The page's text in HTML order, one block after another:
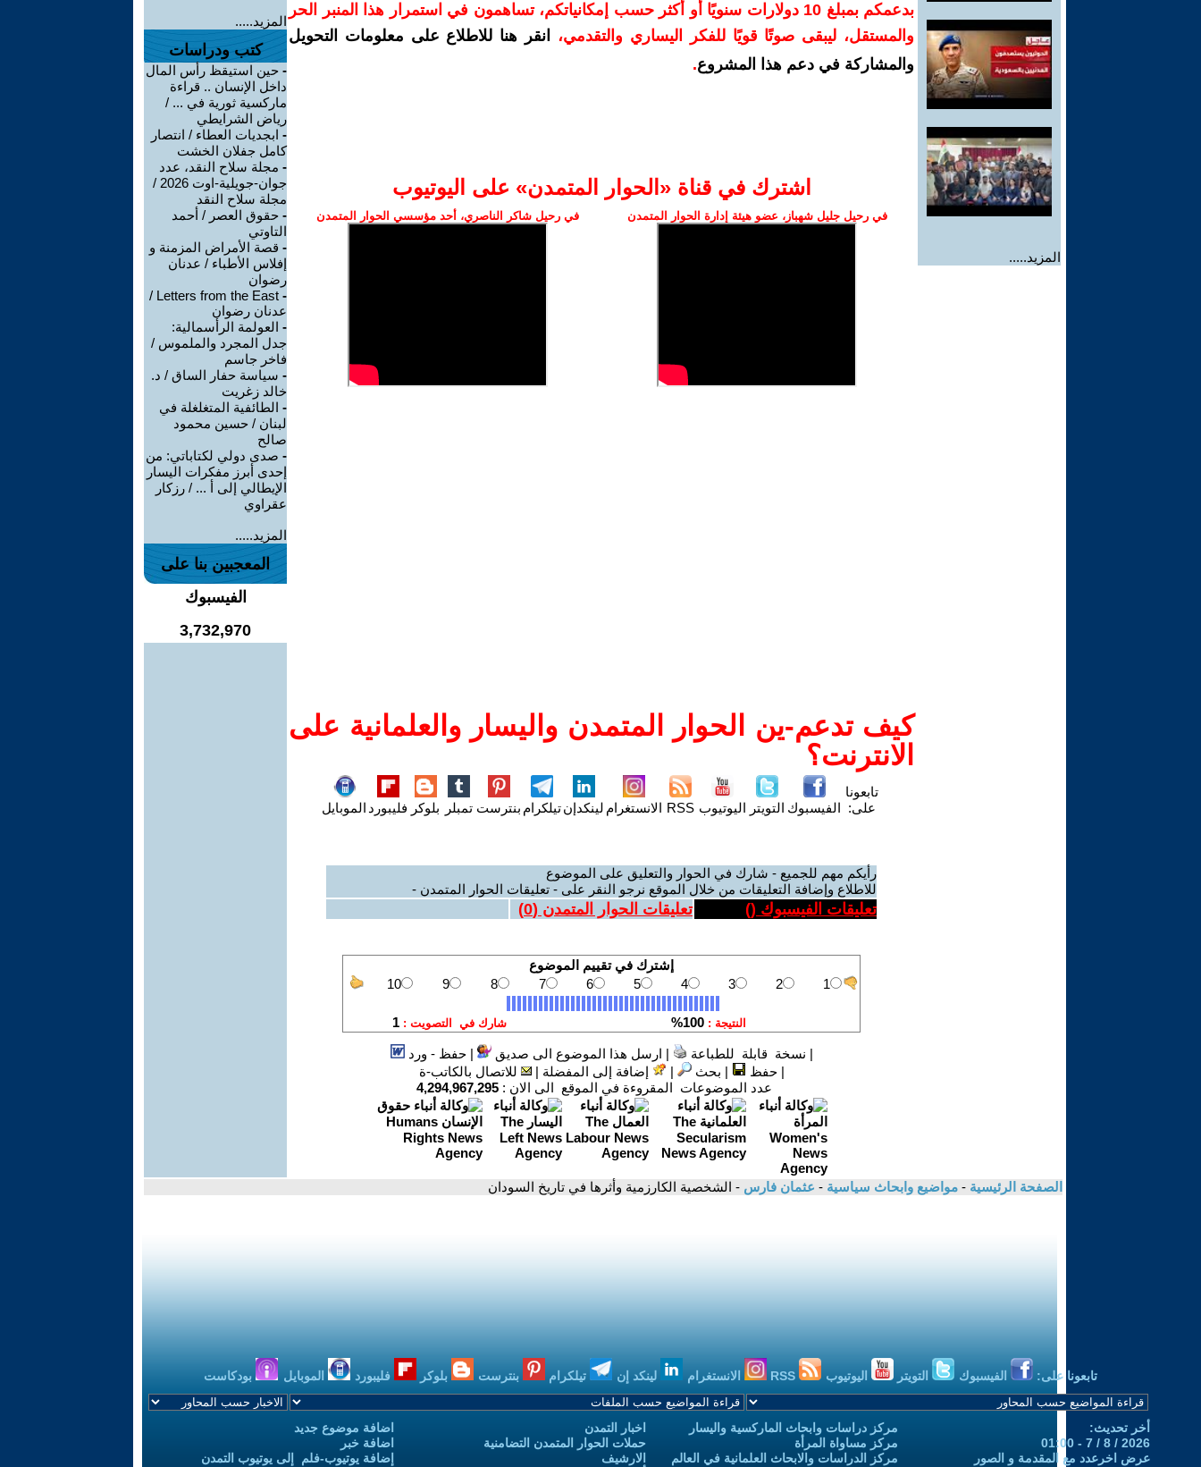
المزيد.....
بدعمكم بمبلغ 10 دولارات سنويًا أو أكثر حسب إمكانياتكم، تساهمون في استمرار هذا المنبر الحر
والمستقل، ليبقى صوتًا قويًا للفكر اليساري والتقدمي،
انقر هنا للاطلاع على معلومات التحويل
والمشاركة في دعم هذا المشروع.
اشترك في قناة ‫«الحوار المتمدن» على اليوتيوب
في رحيل جليل شهباز، عضو هيئة إدارة الحوار المتمدن في رحيل شاكر الناصري، أحد مؤسسي الحوار المتمدن
كيف تدعم-ين الحوار المتمدن واليسار والعلمانية على
الانترنت؟
تابعونا
على: الفيسبوك التويتر اليوتيوب RSS الانستغرام لينكدإنتيلكرام بنترست تمبلر بلوكر فليبورد الموبايل
رأيكم مهم للجميع - شارك في الحوار والتعليق على الموضوع
للاطلاع وإضافة التعليقات من خلال الموقع نرجو النقر على - تعليقات الحوار المتمدن -
تعليقات الفيسبوك () تعليقات الحوار المتمدن (0
)
| نسخة قابلة للطباعة | ارسل هذا الموضوع الى صديق |حفظ - ورد
|حفظ | بحث | إضافة إلى المفضلة |
للاتصال بالكاتب-ة
عدد الموضوعات المقروءة في الموقع الى الان : 4,294,967,295
المزيد.....
كتب ودراسات
- حين استيقظ رأس المال
داخل الإنسان .. قراءة
ماركسية ثورية في ... /
رياض الشرايطي
- ابجديات العطاء / انتصار
كامل جفلان الخشت
- مجلة سلاح النقد، عدد
جوان-جويلية-اوت 2026 /
مجلة سلاح النقد
- حقوق العصر / أحمد
التاوتي
- قصة الأمراض المزمنة و
إفلاس الأطباء / عدنان
رضوان
-
Letters from the East /
عدنان رضوان
- العولمة الرأسمالية:
جدل المجرد والملموس /
فاخر جاسم
- سياسة حفار الساق / د.
خالد زغريت
- الطائفية المتغلغلة في
لبنان / حسين محمود
صالح
- صدى دولي لكتاباتي: من
إحدى أبرز مفكرات اليسار
الإيطالي إلى أ ... / رزكار
عقراوي
المزيد.....
المعجبين بنا على
الفيسبوك
3,732,970
الصفحة الرئيسية - مواضيع وابحاث سياسية - عثمان فارس - الشخصية الكارزمية وأثرها في تاريخ السودان
تابعونا على: الفيسبوك التويتر اليوتيوب الانستغرام لينكد إن تيلكرام بنترست بلوكر فليبورد الموبايل بودكاست
أخر تحديث:
2026 / 8 / 7 - 01:00
عرض اخرعدد مع المقدمة و الصور
مركز دراسات وابحاث الماركسية واليسار
مركز مساواة المرأة
مركز الدراسات والابحاث العلمانية في العالم
اخبار التمدن
حملات الحوار المتمدن التضامنية
الارشيف
اضافة موضوع جديد
اضافة خبر
إضافة يوتيوب-فلم إلى يوتيوب التمدن